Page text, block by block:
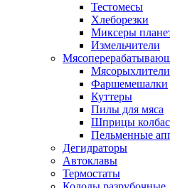
Тестомесы
Хлеборезки
Миксеры
Измельчители
Мясорыхлители
Фаршемешалки
Куттеры
Пилы для мяса
Шприцы
Пельменные
Дегидраторы
Автоклавы
Термостаты